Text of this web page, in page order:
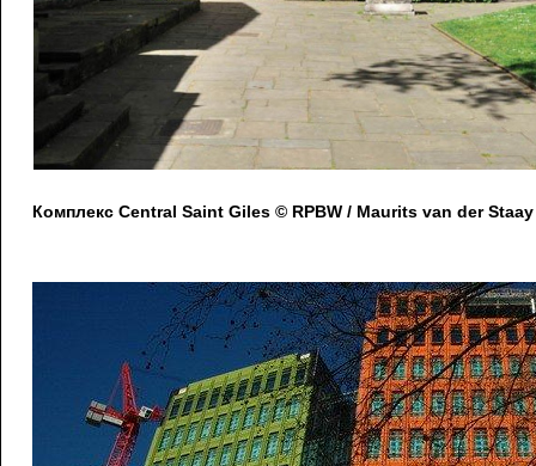
Комплекс Central Saint Giles © RPBW / Maurits van der Staay